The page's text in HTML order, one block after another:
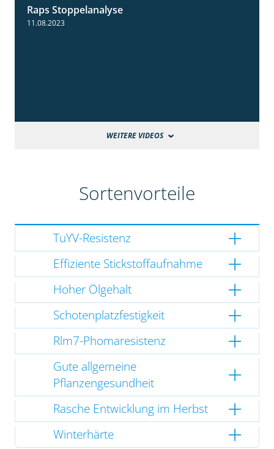
Raps Stoppelanalyse
11.08.2023
WEITERE VIDEOS
Sortenvorteile
TuYV-Resistenz
Effiziente Stickstoffaufnahme
Hoher Ölgehalt
Schotenplatzfestigkeit
Rlm7-Phomaresistenz
Gute allgemeine
Pflanzengesundheit
Rasche Entwicklung im Herbst
Winterhärte